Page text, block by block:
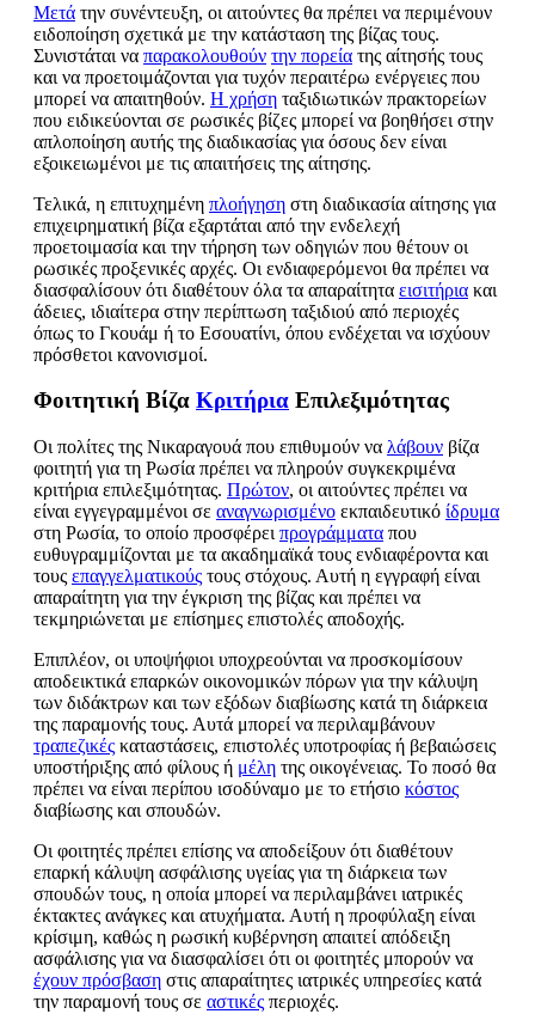
Μετά την συνέντευξη, οι αιτούντες θα πρέπει να περιμένουν
ειδοποίηση σχετικά με την κατάσταση της βίζας τους.
Συνιστάται να παρακολουθούν την πορεία της αίτησής τους
και να προετοιμάζονται για τυχόν περαιτέρω ενέργειες που
μπορεί να απαιτηθούν. Η χρήση ταξιδιωτικών πρακτορείων
που ειδικεύονται σε ρωσικές βίζες μπορεί να βοηθήσει στην
απλοποίηση αυτής της διαδικασίας για όσους δεν είναι
εξοικειωμένοι με τις απαιτήσεις της αίτησης.
Τελικά, η επιτυχημένη πλοήγηση στη διαδικασία αίτησης για
επιχειρηματική βίζα εξαρτάται από την ενδελεχή
προετοιμασία και την τήρηση των οδηγιών που θέτουν οι
ρωσικές προξενικές αρχές. Οι ενδιαφερόμενοι θα πρέπει να
διασφαλίσουν ότι διαθέτουν όλα τα απαραίτητα εισιτήρια και
άδειες, ιδιαίτερα στην περίπτωση ταξιδιού από περιοχές
όπως το Γκουάμ ή το Εσουατίνι, όπου ενδέχεται να ισχύουν
πρόσθετοι κανονισμοί.
Φοιτητική Βίζα Κριτήρια Επιλεξιμότητας
Οι πολίτες της Νικαραγουά που επιθυμούν να λάβουν βίζα
φοιτητή για τη Ρωσία πρέπει να πληρούν συγκεκριμένα
κριτήρια επιλεξιμότητας. Πρώτον, οι αιτούντες πρέπει να
είναι εγγεγραμμένοι σε αναγνωρισμένο εκπαιδευτικό ίδρυμα
στη Ρωσία, το οποίο προσφέρει προγράμματα που
ευθυγραμμίζονται με τα ακαδημαϊκά τους ενδιαφέροντα και
τους επαγγελματικούς τους στόχους. Αυτή η εγγραφή είναι
απαραίτητη για την έγκριση της βίζας και πρέπει να
τεκμηριώνεται με επίσημες επιστολές αποδοχής.
Επιπλέον, οι υποψήφιοι υποχρεούνται να προσκομίσουν
αποδεικτικά επαρκών οικονομικών πόρων για την κάλυψη
των διδάκτρων και των εξόδων διαβίωσης κατά τη διάρκεια
της παραμονής τους. Αυτά μπορεί να περιλαμβάνουν
τραπεζικές καταστάσεις, επιστολές υποτροφίας ή βεβαιώσεις
υποστήριξης από φίλους ή μέλη της οικογένειας. Το ποσό θα
πρέπει να είναι περίπου ισοδύναμο με το ετήσιο κόστος
διαβίωσης και σπουδών.
Οι φοιτητές πρέπει επίσης να αποδείξουν ότι διαθέτουν
επαρκή κάλυψη ασφάλισης υγείας για τη διάρκεια των
σπουδών τους, η οποία μπορεί να περιλαμβάνει ιατρικές
έκτακτες ανάγκες και ατυχήματα. Αυτή η προφύλαξη είναι
κρίσιμη, καθώς η ρωσική κυβέρνηση απαιτεί απόδειξη
ασφάλισης για να διασφαλίσει ότι οι φοιτητές μπορούν να
έχουν πρόσβαση στις απαραίτητες ιατρικές υπηρεσίες κατά
την παραμονή τους σε αστικές περιοχές.